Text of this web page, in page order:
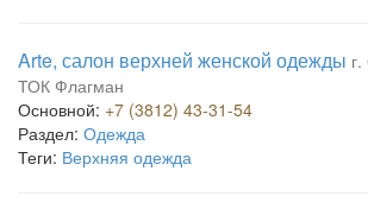
Arte, салон верхней женской одежды
ТОК Флагман
Основной: +7 (3812) 43-31-54
Раздел: Одежда
Теги: Верхняя одежда